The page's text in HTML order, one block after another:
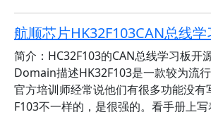
航顺芯片HK32F103CAN总线学
简介：HC32F103的CAN总线学习板开
Domain描述HK32F103是一款较为流
官方培训师经常说他们有很多功能没有
F103不一样的，是很强的。看手册上